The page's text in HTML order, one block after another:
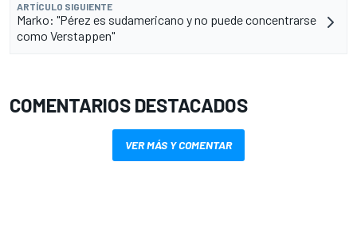
ARTÍCULO SIGUIENTE
Marko: "Pérez es sudamericano y no puede concentrarse
como Verstappen"
COMENTARIOS DESTACADOS
VER MÁS Y COMENTAR